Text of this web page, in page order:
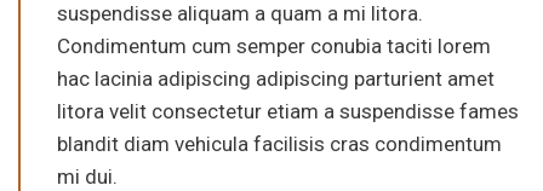
suspendisse aliquam a quam a mi litora.
Condimentum cum semper conubia taciti lorem
hac lacinia adipiscing adipiscing parturient amet
litora velit consectetur etiam a suspendisse fames
blandit diam vehicula facilisis cras condimentum
mi dui.